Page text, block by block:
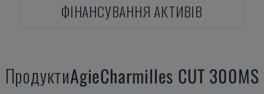
ФІНАНСУВАННЯ АКТИВІВ
ПродуктиAgieCharmilles CUT 300MS